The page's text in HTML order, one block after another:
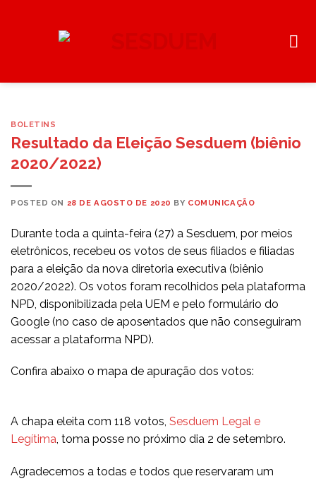
BOLETINS
Resultado da Eleição Sesduem (biênio
2020/2022)
POSTED ON 28 DE AGOSTO DE 2020 BY COMUNICAÇÃO
Durante toda a quinta-feira (27) a Sesduem, por meios
eletrônicos, recebeu os votos de seus filiados e filiadas
para a eleição da nova diretoria executiva (biênio
2020/2022). Os votos foram recolhidos pela plataforma
NPD, disponibilizada pela UEM e pelo formulário do
Google (no caso de aposentados que não conseguiram
acessar a plataforma NPD).
Confira abaixo o mapa de apuração dos votos:
A chapa eleita com 118 votos, Sesduem Legal e
Legítima, toma posse no próximo dia 2 de setembro.
Agradecemos a todas e todos que reservaram um